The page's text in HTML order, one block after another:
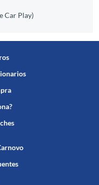
Car Play)